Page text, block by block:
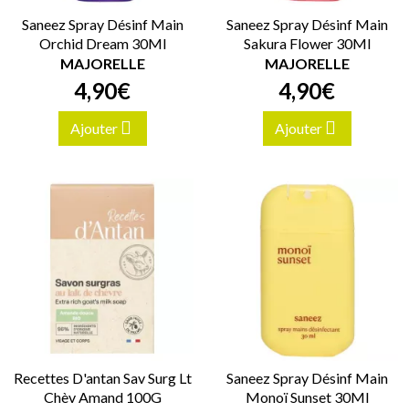
Saneez Spray Désinf Main
Orchid Dream 30Ml
MAJORELLE
4,90€
Ajouter
Saneez Spray Désinf Main
Sakura Flower 30Ml
MAJORELLE
4,90€
Ajouter
Recettes D'antan Sav Surg Lt
Chèv Amand 100G
Saneez Spray Désinf Main
Monoï Sunset 30Ml